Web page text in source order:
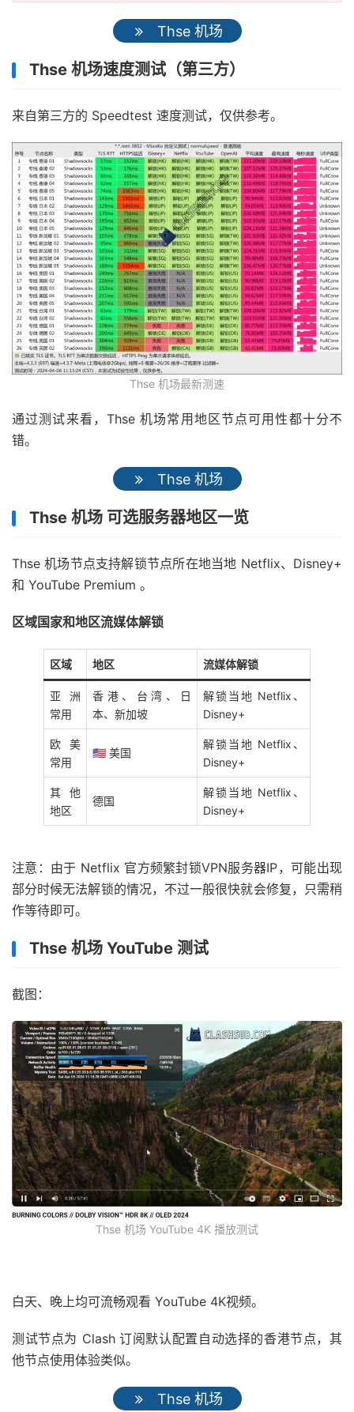
Thse 机场
Thse 机场速度测试（第三方）
来自第三方的 Speedtest 速度测试，仅供参考。
Thse 机场最新测速
通过测试来看，Thse 机场常用地区节点可用性都十分不
错。
Thse 机场
Thse 机场 可选服务器地区一览
Thse 机场节点支持解锁节点所在地当地 Netflix、Disney+
和 YouTube Premium 。
区域国家和地区流媒体解锁
区域 地区 流媒体解锁
亚洲
常用
香港、台湾、日
本、新加坡
解锁当地 Netflix、
Disney+
欧美
常用
🇺🇸 美国
解锁当地 Netflix、
Disney+
其他
地区
德国
解锁当地 Netflix、
Disney+
注意：由于 Netflix 官方频繁封锁VPN服务器IP，可能出现
部分时候无法解锁的情况，不过一般很快就会修复，只需稍
作等待即可。
Thse 机场 YouTube 测试
截图：
Thse 机场 YouTube 4K 播放测试
白天、晚上均可流畅观看 YouTube 4K视频。
测试节点为 Clash 订阅默认配置自动选择的香港节点，其
他节点使用体验类似。
Thse 机场